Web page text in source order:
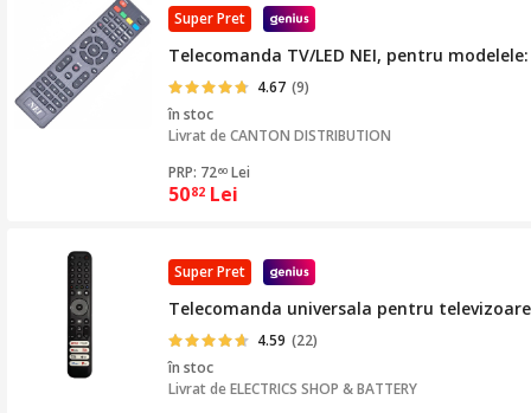
Super Pret
Telecomanda TV/LED NEI, pentru modelele:
4.67 (9)
în stoc
Livrat deCANTON DISTRIBUTION
PRP: 7260 Lei
5082 Lei
Super Pret
Telecomanda universala pentru televizoare
4.59 (22)
în stoc
Livrat deELECTRICS SHOP & BATTERY